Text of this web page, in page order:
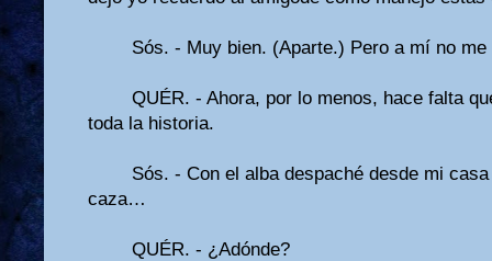
Sós. - Muy bien. (Aparte.) Pero a mí no me
QUÉR. - Ahora, por lo menos, hace falta
toda la historia.
Sós. - Con el alba despaché desde mi
caza…
QUÉR. - ¿Adónde?